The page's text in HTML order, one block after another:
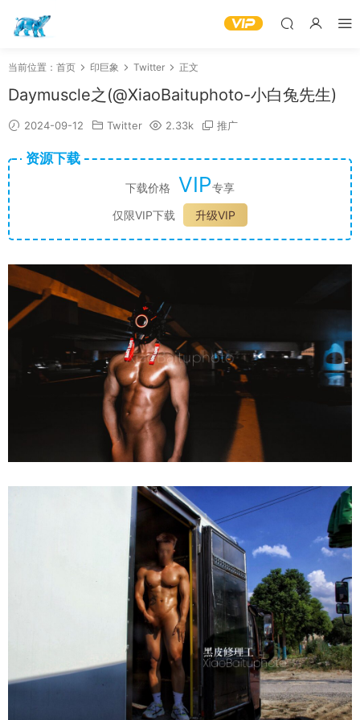
当前位置： 首页 印巨象 Twitter 正文
Daymuscle之(@XiaoBaituphoto-小白兔先生)
2024-09-12 Twitter 2.33k 推广
资源下载
下载价格 VIP专享
仅限VIP下载
升级VIP